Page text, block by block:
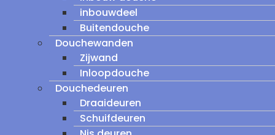
inbouwdeel
Buitendouche
Douchewanden
Zijwand
Inloopdouche
Douchedeuren
Draaideuren
Schuifdeuren